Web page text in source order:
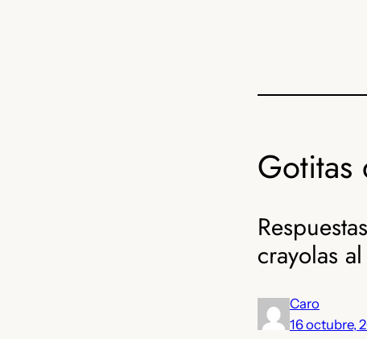
Gotitas
crayolas al
Caro
16 octubre,